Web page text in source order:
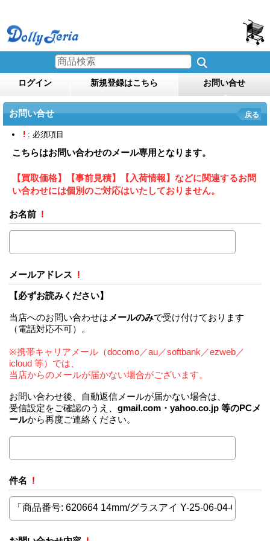
ログイン 新規登録はこちら お問い合せ
お問い合せ 戻る
! : 必須項目
こちらはお問い合わせのメール専用となります。
【買取価格】【事前見積】【入荷情報】などに関連するお問
い合わせには個別のご対応はいたしておりません。
お名前 !
メールアドレス !
【必ずお読みください】
当店へのお問い合わせは メールのみで受け付けております
（電話対応不可）。
※携帯キャリアメール（docomo／au／softbank／ezweb／
icloud 等）では、
当店からのメールが届かない場合がございます。
お問い合わせ後、自動返信メールが届かない場合は、
受信設定をご確認のうえ、 gmail.com・yahoo.co.jp 等のPCメ
ールから再度ご連絡ください。
件名 !